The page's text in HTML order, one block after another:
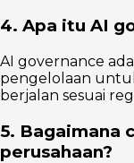
4. Apa itu AI
AI governance
pengelolaan
berjalan sesuai
5. Bagaimana
perusahaan?